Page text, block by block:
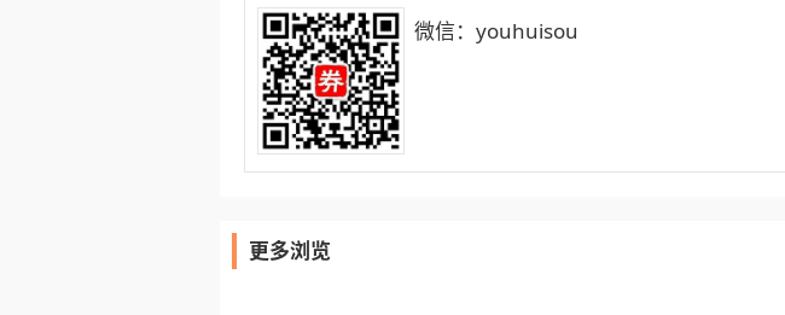
微信：youhuisou
更多浏览